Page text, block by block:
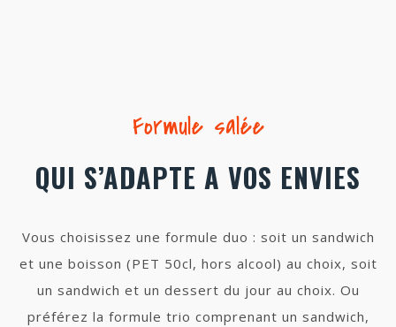
Formule salée
QUI S’ADAPTE A VOS ENVIES
Vous choisissez une formule duo : soit un sandwich
et une boisson (PET 50cl, hors alcool) au choix, soit
un sandwich et un dessert du jour au choix. Ou
préférez la formule trio comprenant un sandwich,